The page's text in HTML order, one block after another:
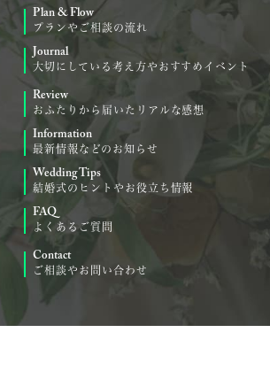
Plan & Flow
プランやご相談の流れ
Journal
大切にしている考え方やおすすめイベント
Review
おふたりから届いたリアルな感想
Information
最新情報などのお知らせ
Wedding Tips
結婚式のヒントやお役立ち情報
FAQ
よくあるご質問
Contact
ご相談やお問い合わせ